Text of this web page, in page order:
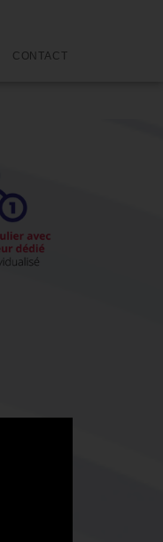
CONTACT